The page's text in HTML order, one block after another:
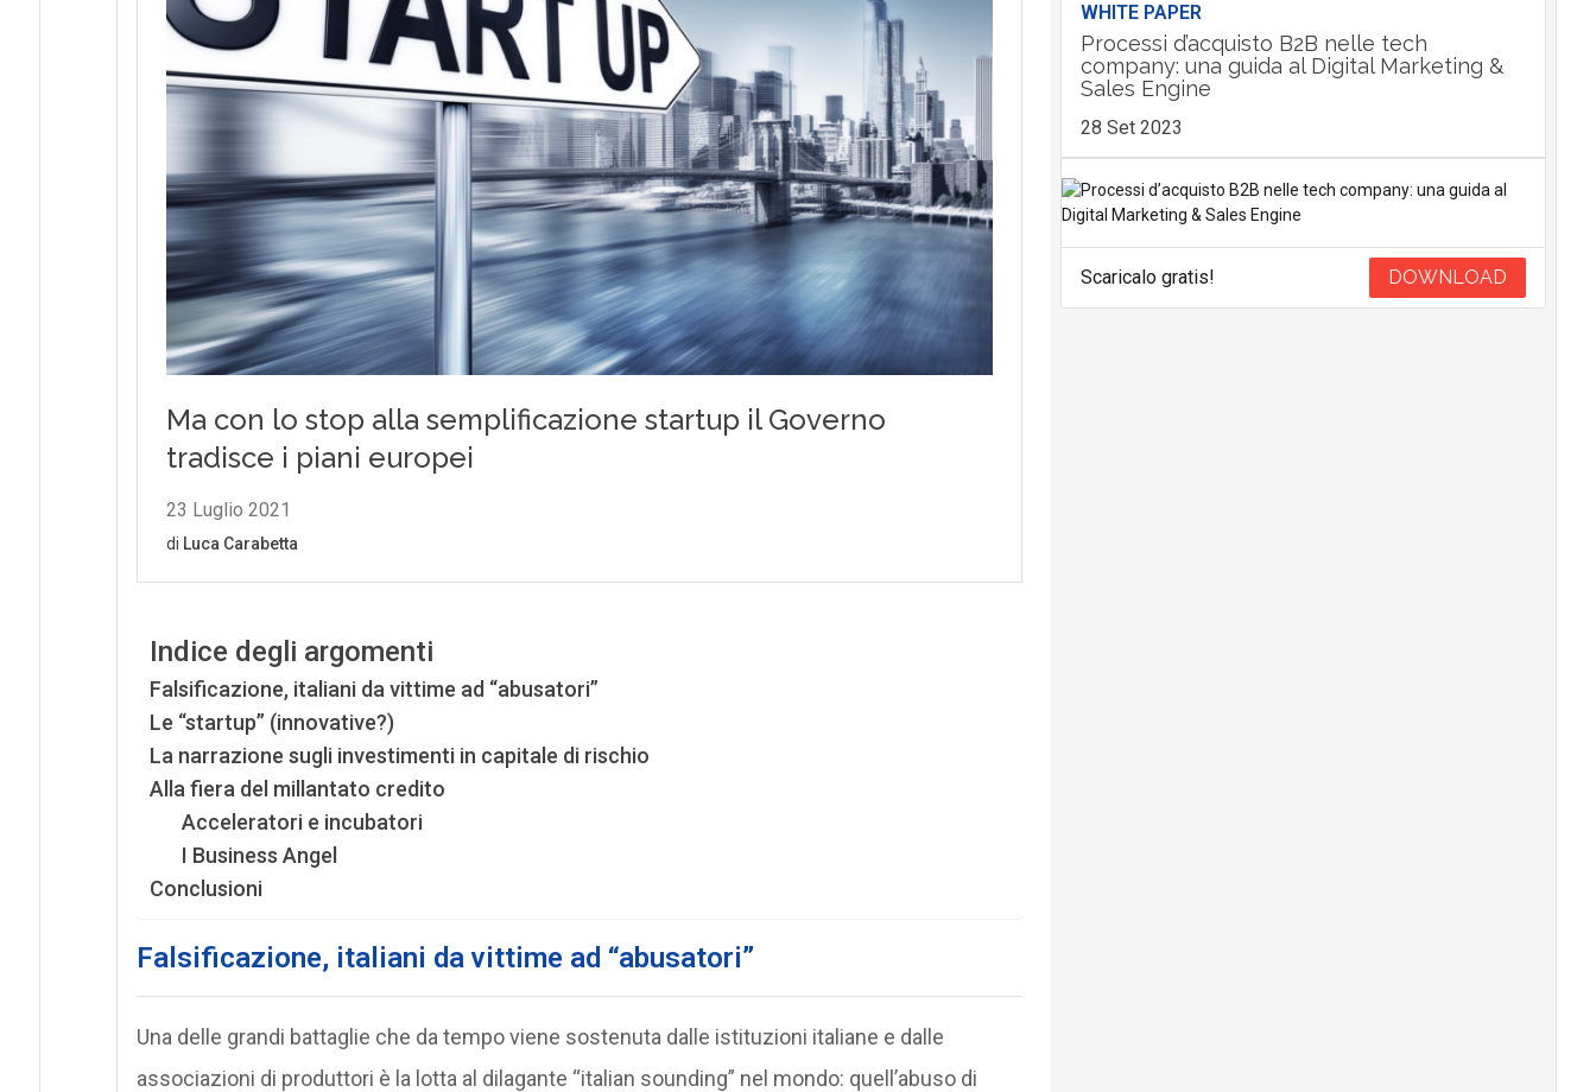
Indice degli argomenti
Falsificazione, italiani da vittime ad “abusatori”
Le “startup” (innovative?)
La narrazione sugli investimenti in capitale di rischio
Alla fiera del millantato credito
Acceleratori e incubatori
I Business Angel
Conclusioni
Falsificazione, italiani da vittime ad “abusatori”
Una delle grandi battaglie che da tempo viene sostenuta dalle istituzioni italiane e dalle
associazioni di produttori è la lotta al dilagante “italian sounding” nel mondo: quell’abuso di
WHITE PAPER
Processi d’acquisto B2B nelle tech
company: una guida al Digital Marketing &
Sales Engine
28 Set 2023
Scaricalo gratis! DOWNLOAD